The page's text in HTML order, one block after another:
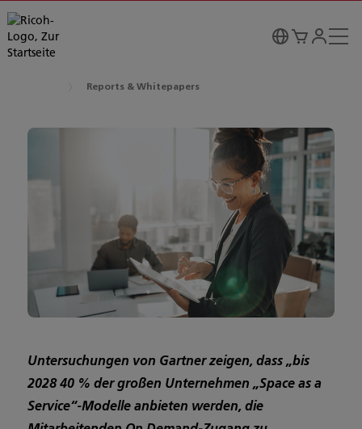
Reports & Whitepapers
Untersuchungen von Gartner zeigen, dass „bis
2028 40 % der großen Unternehmen „Space as a
Service“-Modelle anbieten werden, die